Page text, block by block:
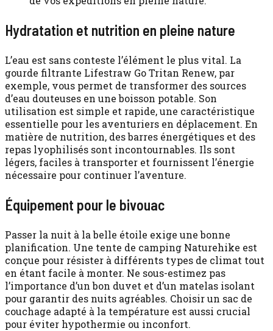
Hydratation et nutrition en pleine nature
L’eau est sans conteste l’élément le plus vital. La
gourde filtrante Lifestraw Go Tritan Renew, par
exemple, vous permet de transformer des sources
d’eau douteuses en une boisson potable. Son
utilisation est simple et rapide, une caractéristique
essentielle pour les aventuriers en déplacement. En
matière de nutrition, des barres énergétiques et des
repas lyophilisés sont incontournables. Ils sont
légers, faciles à transporter et fournissent l’énergie
nécessaire pour continuer l’aventure.
Équipement pour le bivouac
Passer la nuit à la belle étoile exige une bonne
planification. Une tente de camping Naturehike est
conçue pour résister à différents types de climat tout
en étant facile à monter. Ne sous-estimez pas
l’importance d’un bon duvet et d’un matelas isolant
pour garantir des nuits agréables. Choisir un sac de
couchage adapté à la température est aussi crucial
pour éviter hypothermie ou inconfort.